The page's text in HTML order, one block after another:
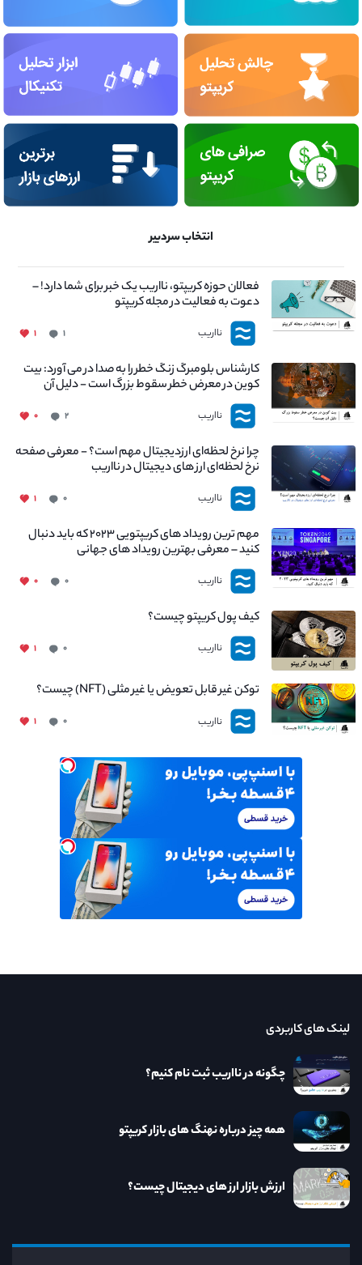
انتخاب سردبیر
فعالان حوزه کریپتو، نااریب یک خبر برای شما دارد! –
دعوت به فعالیت در مجله کریپتو
نااریب ۱ ۱
کارشناس بلومبرگ زنگ خطر را به صدا در می آورد: بیت
کوین در معرض خطر سقوط بزرگ است - دلیل آن
چیست؟
نااریب ۲ ۰
چرا نرخ لحظه‌ای ارزدیجیتال مهم است؟ - معرفی صفحه
نرخ لحظه‌ای ارز های دیجیتال در نااریب
نااریب ۰ ۱
مهم ترین رویداد های کریپتویی ۲۰۲۳ که باید دنبال
کنید – معرفی بهترین رویداد های جهانی
نااریب ۰ ۰
کیف پول کریپتو چیست؟
نااریب ۰ ۱
توکن غیر قابل تعویض یا غیر مثلی (NFT) چیست؟
نااریب ۰ ۱
لینک های کاربردی
چگونه در نااریب ثبت نام کنیم؟
همه چیز درباره نهنگ های بازار کریپتو
ارزش بازار ارز های دیجیتال چیست؟